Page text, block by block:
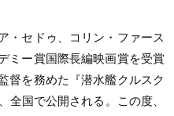
・セドゥ、コリン・ファース
ミー賞国際長編映画賞を受賞
督を務めた『潜水艦クルスク
全国で公開される。この度、